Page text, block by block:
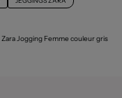
Zara Jogging Femme couleur gris